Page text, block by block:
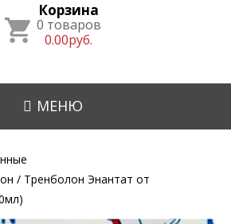
Корзина
0 товаров
0.00руб.
МЕНЮ
/ Тренболон Энантат от